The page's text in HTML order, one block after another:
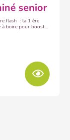
senior
flash : la 1 ère
à boire pour booster